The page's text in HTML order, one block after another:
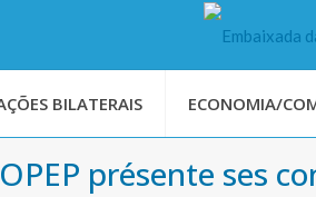
BILATERAIS ECONOMIA/
présente ses